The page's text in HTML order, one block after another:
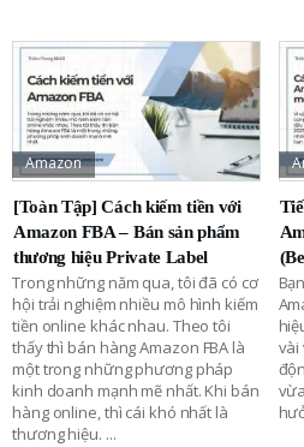
Amazon
[Toàn Tập] Cách kiếm tiền với
Amazon FBA – Bán sản phẩm
thương hiệu Private Label
Trong những năm qua, tôi đã có cơ
hội trải nghiệm nhiều mô hình kiếm
tiền online khác nhau. Theo tôi
thấy thì bán hàng Amazon FBA là
một trong những phương pháp
kinh doanh mạnh mẽ nhất. Khi bán
hàng online, thì cái khó nhất là
thương hiệu. ...
vài